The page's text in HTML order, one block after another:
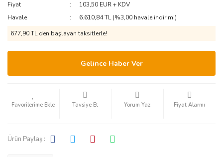
Fiyat
103,50 EUR + KDV
Havale
6.610,84 TL (%3,00 havale indirimi)
677,90 TL den başlayan taksitlerle!
Gelince Haber Ver
Tavsiye Et Yorum Yaz Fiyat Alarmı
Ürün Paylaş :